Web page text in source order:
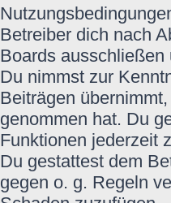
Betreiber dich nach
Boards
Du nimmst zur
Beiträgen
genommen hat. Du
Funktionen jederzeit
Du gestattest dem
gegen o. g. Regeln